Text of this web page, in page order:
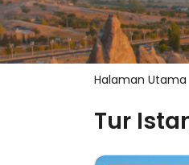
Halaman Utama
Tur